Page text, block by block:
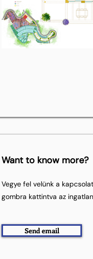
Want to know more?
Vegye fel velünk a
gombra kattintva az
Send email